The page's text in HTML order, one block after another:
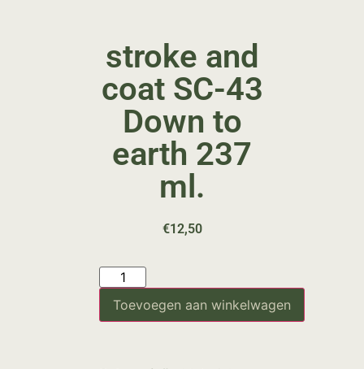
stroke and
coat SC-43
Down to
earth 237
ml.
€12,50
Toevoegen aan winkelwagen